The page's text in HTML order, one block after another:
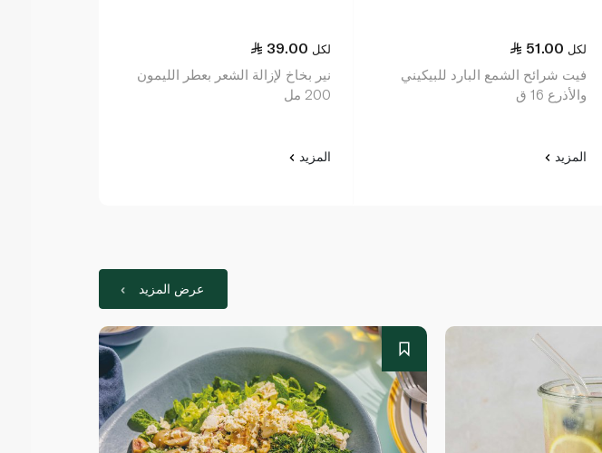
51.00 لكل
فيت شرائح الشمع البارد للبيكيني
والأذرع 16 ق
المزيد
39.00 لكل
نير بخاخ لإزالة الشعر بعطر الليمون
200 مل
المزيد
عرض المزيد